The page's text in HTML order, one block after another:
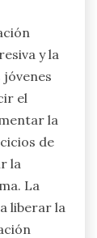
y la
el
la
de
la
La
liberar la